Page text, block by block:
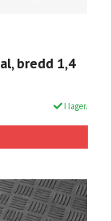
bredd 1,4
I lager.